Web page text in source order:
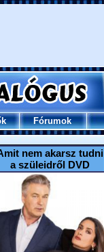
Fórumok
nem akarsz tudni
a szüleidről DVD